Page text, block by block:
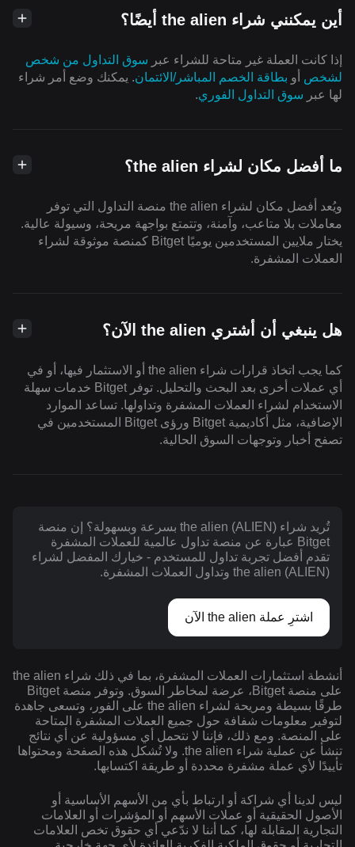
أين يمكنني شراء the alien أيضًا؟
إذا كانت العملة غير متاحة للشراء عبر سوق التداول من شخص
لشخص أو بطاقة الخصم المباشر/الائتمان. يمكنك وضع أمر شراء
لها عبر سوق التداول الفوري.
ما أفضل مكان لشراء the alien؟
ويُعد أفضل مكان لشراء the alien منصة التداول التي توفر
معاملات بلا متاعب، وآمنة، وتتمتع بواجهة مريحة، وسيولة عالية.
يختار ملايين المستخدمين يوميًا Bitget كمنصة موثوقة لشراء
العملات المشفرة.
هل ينبغي أن أشتري the alien الآن؟
كما يجب اتخاذ قرارات شراء the alien أو الاستثمار فيها، أو في
أي عملات أخرى بعد البحث والتحليل. توفر Bitget خدمات سهلة
الاستخدام لشراء العملات المشفرة وتداولها. تساعد الموارد
الإضافية، مثل أكاديمية Bitget ورؤى Bitget المستخدمين في
تصفح أخبار وتوجهات السوق الحالية.
تُريد شراء the alien (ALIEN) بسرعة وبسهولة؟ إن منصة
Bitget عبارة عن منصة تداول عالمية للعملات المشفرة
تقدم أفضل تجربة تداول للمستخدم - خيارك المفضل لشراء
the alien (ALIEN) وتداول العملات المشفرة.
اشترِ عملة the alien الآن
أنشطة استثمارات العملات المشفرة، بما في ذلك شراء the alien
على منصة Bitget، عرضة لمخاطر السوق. وتوفر منصة Bitget
طرقًا بسيطة ومريحة لشراء the alien على الفور، وتسعى جاهدة
لتوفير معلومات شفافة حول جميع العملات المشفرة المتاحة
على المنصة. ومع ذلك، فإننا لا نتحمل أي مسؤولية عن أي نتائج
تنشأ عن عملية شراء the alien. ولا تُشكل هذه الصفحة ومحتواها
تأييدًا لأي عملة مشفرة محددة أو طريقة اكتسابها.
ليس لدينا أي شراكة أو ارتباط بأي من الأسهم الأساسية أو
الأصول الحقيقية أو عملات الأسهم أو المؤشرات أو العلامات
التجارية المقابلة لها، كما أننا لا ندّعي أي حقوق تخص العلامات